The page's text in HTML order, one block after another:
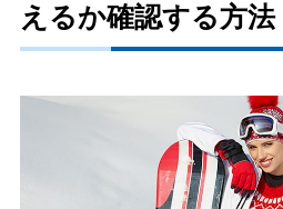
えるか確認する方法